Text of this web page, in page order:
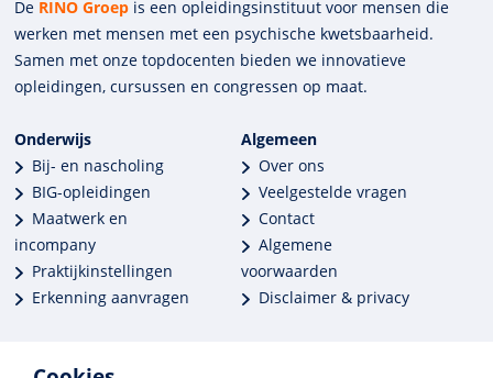
De RINO Groep is een opleidings­insti­tuut voor mensen die
werken met mensen met een psychische kwets­baar­heid.
Samen met onze top­docenten bieden we innova­tieve
opleidingen, cursussen en congres­sen op maat.
Onderwijs
Bij- en nascholing
BIG-opleidingen
Maatwerk en
incompany
Praktijkinstellingen
Erkenning aanvragen
Algemeen
Over ons
Veelgestelde vragen
Contact
Algemene
voorwaarden
Disclaimer & privacy